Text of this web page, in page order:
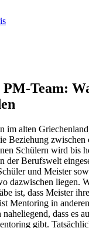
Team:
im alten
Beziehung zwischen
Schülern wird bis
der Berufswelt
und Meister
dazwischen liegen.
ist, dass Meister
Mentoring in
dass es
gibt.